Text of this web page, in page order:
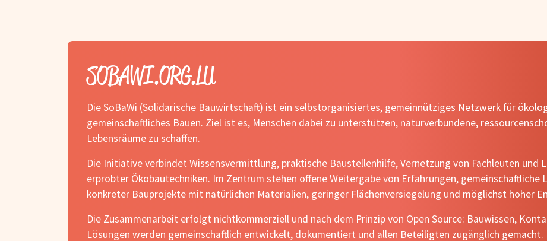
SOBAWI.ORG.LU
Die SoBaWi (Solidarische Bauwirtschaft) ist ein selbstorganisiertes, gemeinnütziges Netzwerk für
gemeinschaftliches Bauen. Ziel ist es, Menschen dabei zu unterstützen, naturverbundene,
Lebensräume zu schaffen.
Die Initiative verbindet Wissensvermittlung, praktische Baustellenhilfe, Vernetzung von Fachleuten und
erprobter Ökobautechniken. Im Zentrum stehen offene Weitergabe von Erfahrungen,
konkreter Bauprojekte mit natürlichen Materialien, geringer Flächenversiegelung und möglichst hoher
Die Zusammenarbeit erfolgt nichtkommerziell und nach dem Prinzip von Open Source: Bauwissen,
Lösungen werden gemeinschaftlich entwickelt, dokumentiert und allen Beteiligten zugänglich gemacht.